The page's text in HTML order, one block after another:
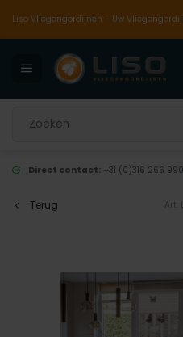
Liso Vliegengordijnen - Uw
Direct contact: +31 (0)316 266 990
Terug Art: